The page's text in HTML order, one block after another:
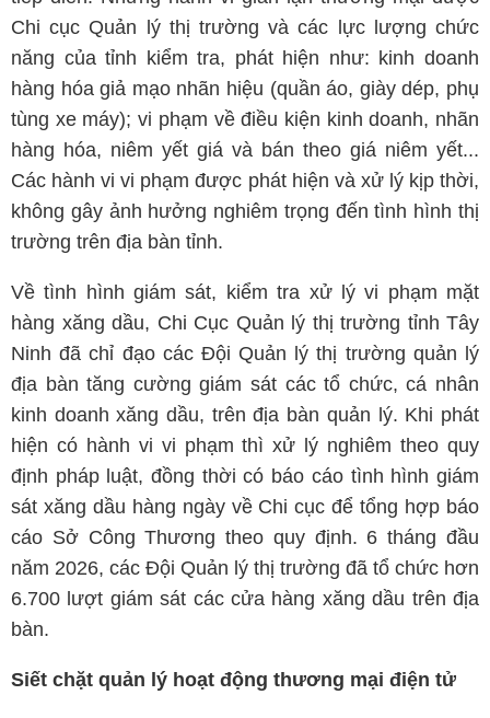
Chi cục Quản lý thị trường và các lực lượng chức
năng của tỉnh kiểm tra, phát hiện như: kinh doanh
hàng hóa giả mạo nhãn hiệu (quần áo, giày dép, phụ
tùng xe máy); vi phạm về điều kiện kinh doanh, nhãn
hàng hóa, niêm yết giá và bán theo giá niêm yết...
Các hành vi vi phạm được phát hiện và xử lý kịp thời,
không gây ảnh hưởng nghiêm trọng đến tình hình thị
trường trên địa bàn tỉnh.
Về tình hình giám sát, kiểm tra xử lý vi phạm mặt
hàng xăng dầu, Chi Cục Quản lý thị trường tỉnh Tây
Ninh đã chỉ đạo các Đội Quản lý thị trường quản lý
địa bàn tăng cường giám sát các tổ chức, cá nhân
kinh doanh xăng dầu, trên địa bàn quản lý. Khi phát
hiện có hành vi vi phạm thì xử lý nghiêm theo quy
định pháp luật, đồng thời có báo cáo tình hình giám
sát xăng dầu hàng ngày về Chi cục để tổng hợp báo
cáo Sở Công Thương theo quy định. 6 tháng đầu
năm 2026, các Đội Quản lý thị trường đã tổ chức hơn
6.700 lượt giám sát các cửa hàng xăng dầu trên địa
bàn.
Siết chặt quản lý hoạt động thương mại điện tử